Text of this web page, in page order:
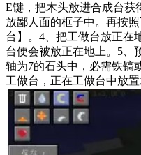
E键，把木头放进合成台获
放鄙人面的框子中。再按
台】。4、把工做台放正在
台便会被放正在地上。5、
轴为7的石头中，必需铁镐
工做台，正在工做台中放